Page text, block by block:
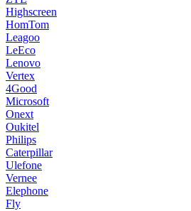
Highscreen
HomTom
Leagoo
LeEco
Lenovo
Vertex
4Good
Microsoft
Onext
Oukitel
Philips
Caterpillar
Ulefone
Vernee
Elephone
Fly